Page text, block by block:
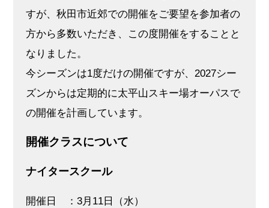
すが、秋田市近郊での開催をご要望を参加者の
方から多数いただき、この度開催をすることと
なりました。
今シーズンは1度だけの開催ですが、2027シー
ズンからは定期的に太平山スキー場オーパスで
の開催を計画しています。
開催クラスについて
ナイタースクール
開催日 ：3月11日（水）